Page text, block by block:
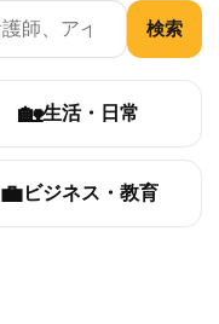
検索
🏡生活・日常
💼ビジネス・教育